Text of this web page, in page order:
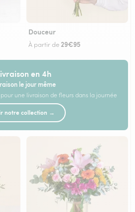
Douceur
À partir de29€95
en 4h
le jour même
une livraison de fleurs dans la journée
notre collection →